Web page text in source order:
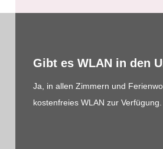
Gibt es WLAN in den
Ja, in allen Zimmern und
kostenfreies WLAN zur Verfügung.